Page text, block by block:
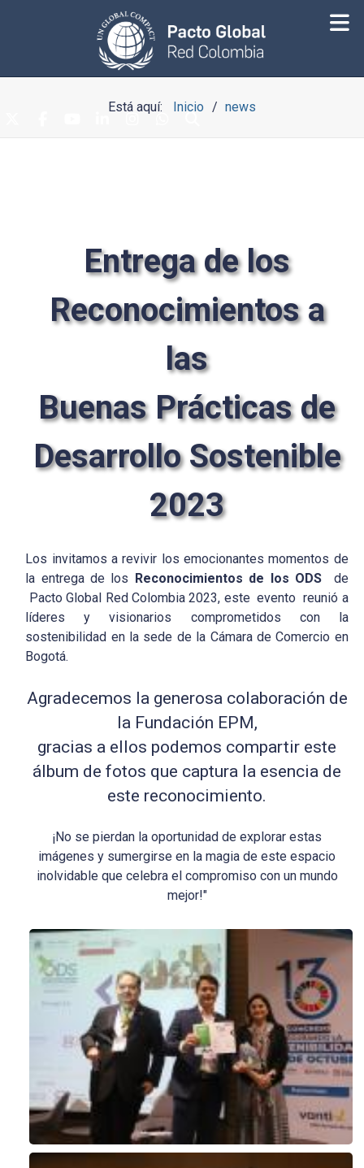
Está aquí: Inicio news
Entrega de los
Reconocimientos a
las
Buenas Prácticas de
Desarrollo Sostenible
2023
Los invitamos a revivir los emocionantes momentos de
la entrega de los Reconocimientos de los ODSde
Pacto Global Red Colombia 2023, este evento reunió a
líderes y visionarios comprometidos con la
sostenibilidad en la sede de la Cámara de Comercio en
Bogotá.
Agradecemos la generosa colaboración de
la Fundación EPM,
gracias a ellos podemos compartir este
álbum de fotos que captura la esencia de
este reconocimiento.
¡No se pierdan la oportunidad de explorar estas
imágenes y sumergirse en la magia de este espacio
inolvidable que celebra el compromiso con un mundo
mejor!"